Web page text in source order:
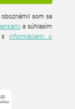
oboznámil som sa
a súhlasím
s informáciami o